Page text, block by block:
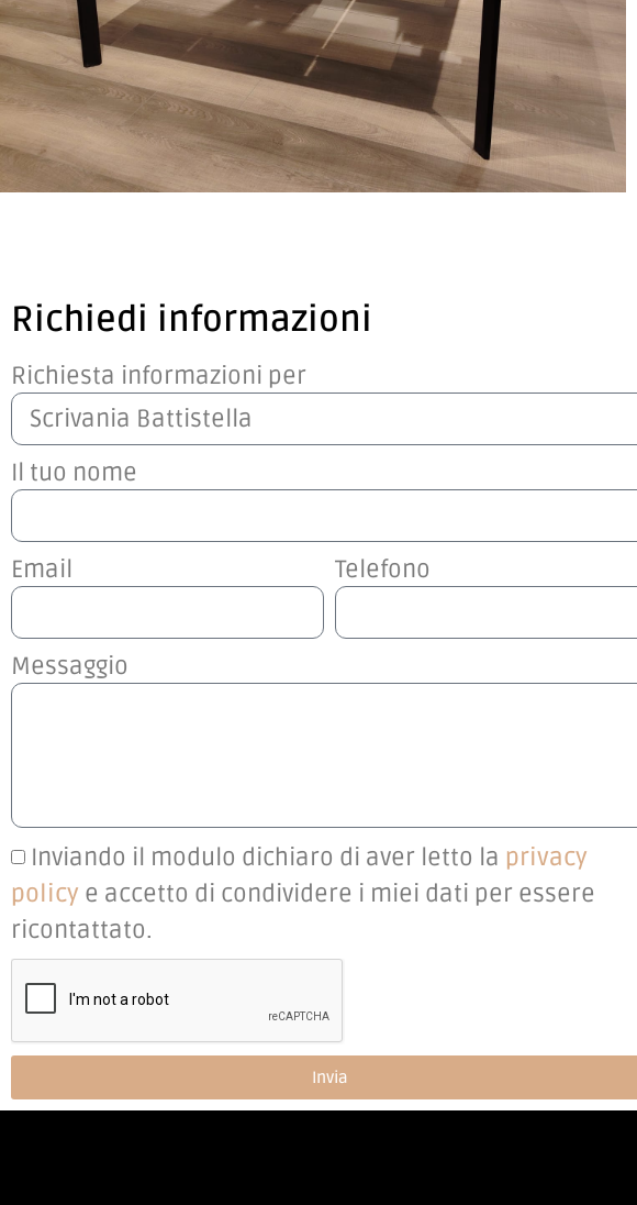
Richiedi informazioni
Richiesta informazioni per
Il tuo nome
Email Telefono
Messaggio
Inviando il modulo dichiaro di aver letto la privacy
policy e accetto di condividere i miei dati per essere
ricontattato.
Invia